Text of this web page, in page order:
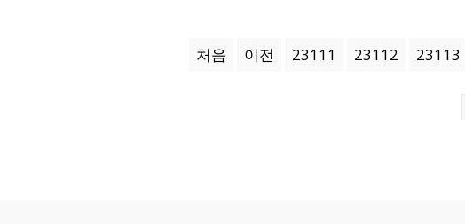
처음 이전 23111 23112 23113